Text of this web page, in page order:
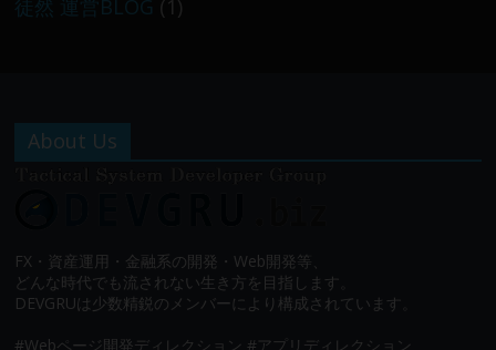
徒然 運営BLOG (1)
About Us
FX・資産運用・金融系の開発・Web開発等、
どんな時代でも流されない生き方を目指します。
DEVGRUは少数精鋭のメンバーにより構成されています。
#Webページ開発ディレクション #アプリディレクション